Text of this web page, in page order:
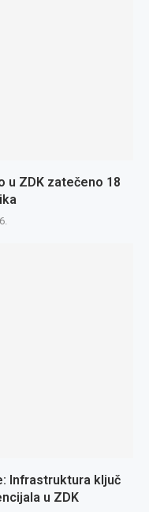
u ZDK zatečeno 18
Infrastruktura ključ
u ZDK